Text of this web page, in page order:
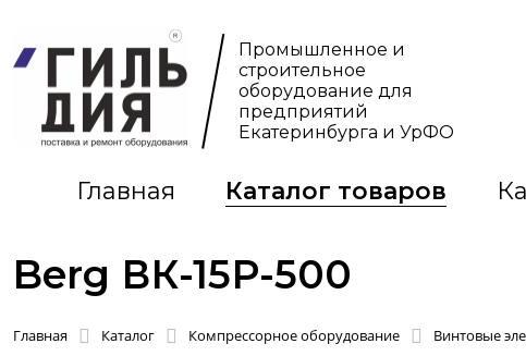
Промышленное и
строительное
оборудование для
предприятий
Екатеринбурга и УрФО
Главная Каталог товаров
Berg ВК-15Р-500
Главная Каталог Компрессорное оборудование Винтовые